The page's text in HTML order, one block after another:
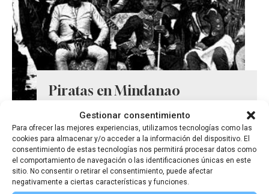
Gestionar consentimiento
Para ofrecer las mejores experiencias, utilizamos tecnologías como las
cookies para almacenar y/o acceder a la información del dispositivo. El
consentimiento de estas tecnologías nos permitirá procesar datos como
el comportamiento de navegación o las identificaciones únicas en este
sitio. No consentir o retirar el consentimiento, puede afectar
negativamente a ciertas características y funciones.
Piratas en Mindanao